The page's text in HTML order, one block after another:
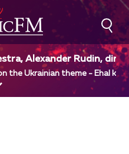
Alexander Rudin, dir
the Ukrainian theme - Ehal